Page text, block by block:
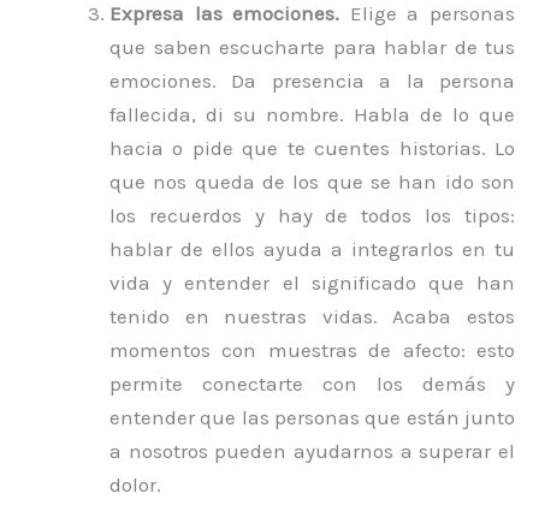
Expresa las emociones. Elige a personas
que saben escucharte para hablar de tus
emociones. Da presencia a la persona
fallecida, di su nombre. Habla de lo que
hacia o pide que te cuentes historias. Lo
que nos queda de los que se han ido son
los recuerdos y hay de todos los tipos:
hablar de ellos ayuda a integrarlos en tu
vida y entender el significado que han
tenido en nuestras vidas. Acaba estos
momentos con muestras de afecto: esto
permite conectarte con los demás y
entender que las personas que están junto
a nosotros pueden ayudarnos a superar el
dolor.